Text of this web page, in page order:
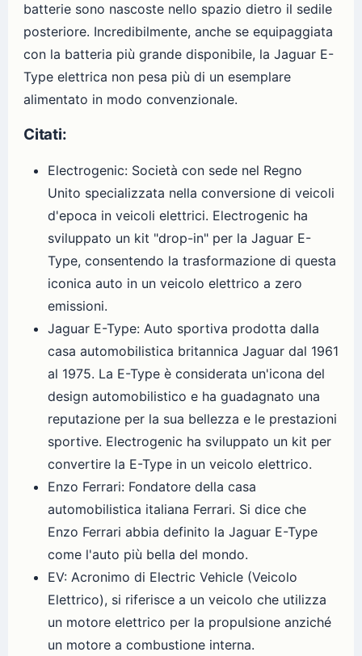
batterie sono nascoste nello spazio dietro il sedile
posteriore. Incredibilmente, anche se equipaggiata
con la batteria più grande disponibile, la Jaguar E-
Type elettrica non pesa più di un esemplare
alimentato in modo convenzionale.
Citati:
Electrogenic: Società con sede nel Regno
Unito specializzata nella conversione di veicoli
d'epoca in veicoli elettrici. Electrogenic ha
sviluppato un kit "drop-in" per la Jaguar E-
Type, consentendo la trasformazione di questa
iconica auto in un veicolo elettrico a zero
emissioni.
Jaguar E-Type: Auto sportiva prodotta dalla
casa automobilistica britannica Jaguar dal 1961
al 1975. La E-Type è considerata un'icona del
design automobilistico e ha guadagnato una
reputazione per la sua bellezza e le prestazioni
sportive. Electrogenic ha sviluppato un kit per
convertire la E-Type in un veicolo elettrico.
Enzo Ferrari: Fondatore della casa
automobilistica italiana Ferrari. Si dice che
Enzo Ferrari abbia definito la Jaguar E-Type
come l'auto più bella del mondo.
EV: Acronimo di Electric Vehicle (Veicolo
Elettrico), si riferisce a un veicolo che utilizza
un motore elettrico per la propulsione anziché
un motore a combustione interna.